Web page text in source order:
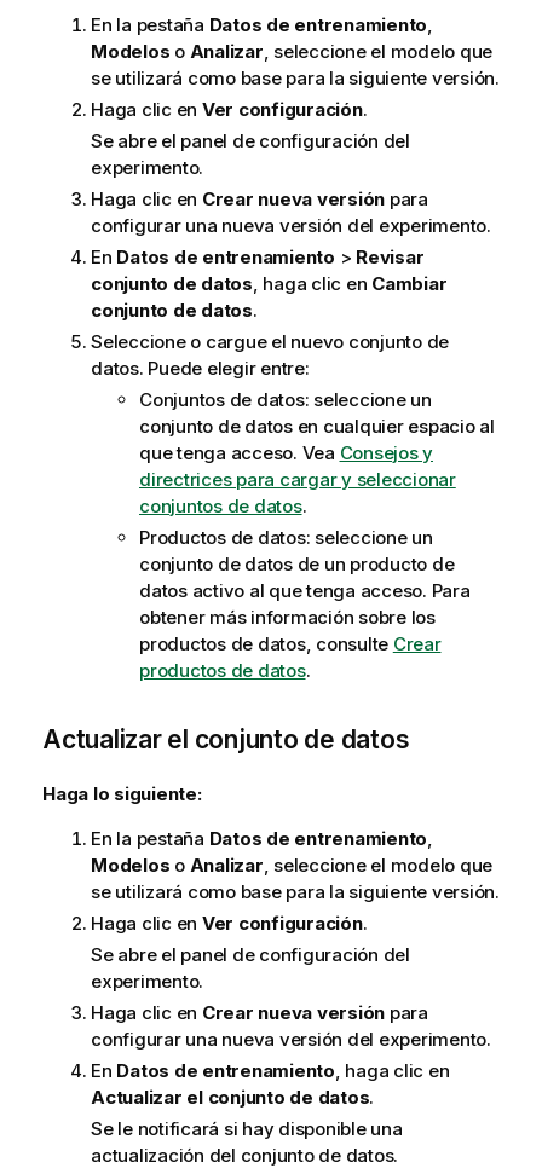
En la pestaña Datos de entrenamiento
Modelos o Analizar , seleccione el modelo que
se utilizará como base para la siguiente versión.
Haga clic en Ver configuración.
Se abre el panel de configuración del
experimento.
Haga clic en Crear nueva versión para
configurar una nueva versión del experimento.
En Datos de entrenamiento > Revisar
conjunto de datos , haga clic en Cambiar
conjunto de datos.
Seleccione o cargue el nuevo conjunto de
datos. Puede elegir entre:
Conjuntos de datos: seleccione un
conjunto de datos en cualquier espacio al
que tenga acceso. Vea Consejos y
directrices para cargar y seleccionar
conjuntos de datos.
Productos de datos: seleccione un
conjunto de datos de un producto de
datos activo al que tenga acceso. Para
obtener más información sobre los
productos de datos, consulte Crear
productos de datos.
Actualizar el conjunto de datos
Haga lo siguiente:
En la pestaña Datos de entrenamiento
Modelos o Analizar , seleccione el modelo que
se utilizará como base para la siguiente versión.
Haga clic en Ver configuración.
Se abre el panel de configuración del
experimento.
Haga clic en Crear nueva versión para
configurar una nueva versión del experimento.
En Datos de entrenamiento , haga clic en
Actualizar el conjunto de datos.
Se le notificará si hay disponible una
actualización del conjunto de datos.